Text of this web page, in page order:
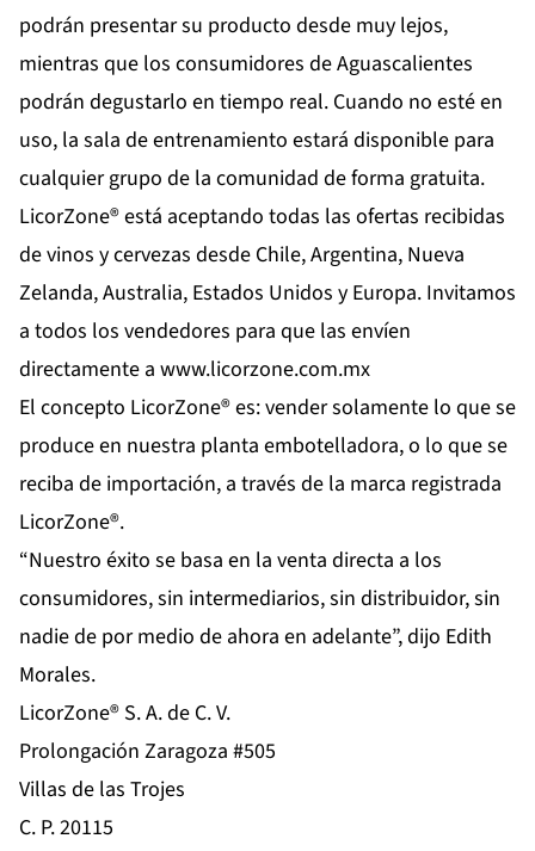
podrán presentar su producto desde muy lejos,
mientras que los consumidores de Aguascalientes
podrán degustarlo en tiempo real. Cuando no esté en
uso, la sala de entrenamiento estará disponible para
cualquier grupo de la comunidad de forma gratuita.
LicorZone® está aceptando todas las ofertas recibidas
de vinos y cervezas desde Chile, Argentina, Nueva
Zelanda, Australia, Estados Unidos y Europa. Invitamos
a todos los vendedores para que las envíen
directamente a www.licorzone.com.mx
El concepto LicorZone® es: vender solamente lo que se
produce en nuestra planta embotelladora, o lo que se
reciba de importación, a través de la marca registrada
LicorZone®.
“Nuestro éxito se basa en la venta directa a los
consumidores, sin intermediarios, sin distribuidor, sin
nadie de por medio de ahora en adelante”, dijo Edith
Morales.
LicorZone® S. A. de C. V.
Prolongación Zaragoza #505
Villas de las Trojes
C. P. 20115